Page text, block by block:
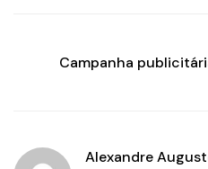
Campanha
Alexandre